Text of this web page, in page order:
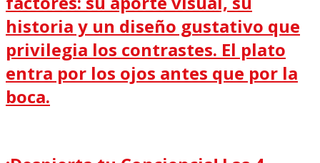
historia y un diseño gustativo que
privilegia los contrastes. El plato
entra por los ojos antes que por la
boca.